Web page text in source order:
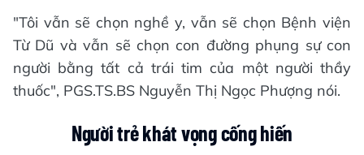
"Tôi vẫn sẽ chọn nghề y, vẫn sẽ chọn Bệnh viện
Từ Dũ và vẫn sẽ chọn con đường phụng sự con
người bằng tất cả trái tim của một người thầy
thuốc", PGS.TS.BS Nguyễn Thị Ngọc Phượng nói.
Người trẻ khát vọng cống hiến